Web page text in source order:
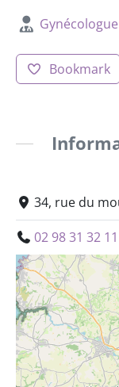
Gynécologue
Bookmark
34, rue du
02 98 31 32 11